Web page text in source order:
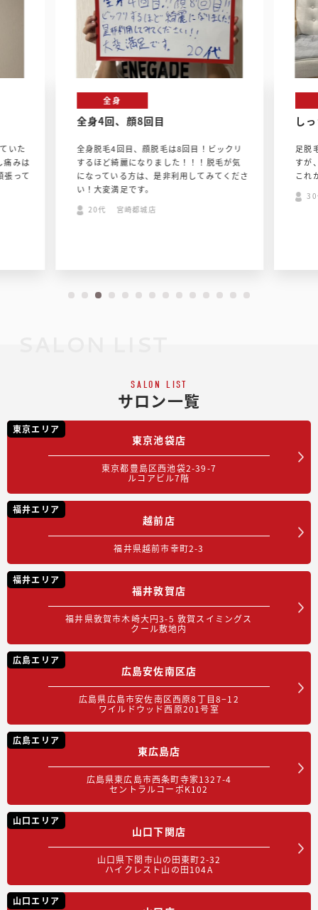
いた
痛みは
張って
全身
全身4回、顔8回目
全身脱毛4回目、顔脱毛は8回目！ビックリ
するほど綺麗になりました！！！脱毛が気
になっている方は、是非利用してみてくださ
い！大変満足です。
20代 宮崎都城店
し
足脱
すが
これ
SALON LIST
サロン一覧
東京エリア
東京池袋店
東京都豊島区西池袋2-39-7
ルコアビル7階
福井エリア
越前店
福井県越前市幸町2-3
福井エリア
福井敦賀店
福井県敦賀市木崎大円3-5 敦賀スイミングス
クール敷地内
広島エリア
広島安佐南区店
広島県広島市安佐南区西原8丁目8−12
ワイルドウッド西原201号室
広島エリア
東広島店
広島県東広島市西条町寺家1327-4
セントラルコーポK102
山口エリア
山口下関店
山口県下関市山の田東町2-32
ハイクレスト山の田104A
山口エリア